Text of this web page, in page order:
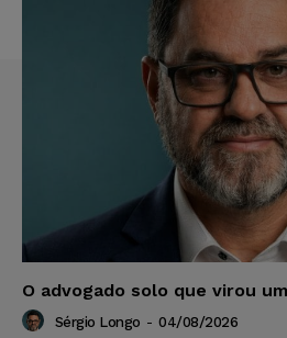
O advogado solo que virou
Sérgio Longo - 04/08/2026